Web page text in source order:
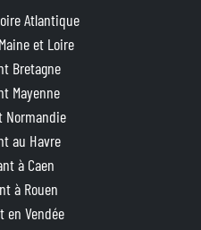
vous accompagner dans votre
:
technique
existant.
Atlantique
et Loire
Bretagne
Mayenne
Normandie
au Havre
à Caen
à Rouen
en Vendée